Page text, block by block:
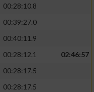
00:28:10.8
00:39:27.0
00:40:11.9
00:28:12.1
02:46:57
00:28:17.5
00:28:17.5